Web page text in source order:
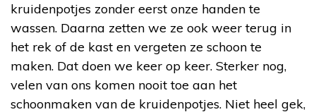
kruidenpotjes zonder eerst onze handen te
wassen. Daarna zetten we ze ook weer terug in
het rek of de kast en vergeten ze schoon te
maken. Dat doen we keer op keer. Sterker nog,
velen van ons komen nooit toe aan het
schoonmaken van de kruidenpotjes. Niet heel gek,